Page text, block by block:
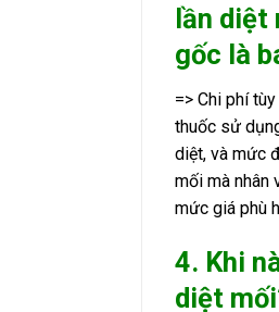
lần diệt
gốc là
=> Chi phí
thuốc sử
diệt, và mức
mối mà nhân
mức giá phù
4. Khi
diệt